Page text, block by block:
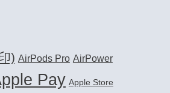
) AirPods Pro AirPower
Pay Apple Store